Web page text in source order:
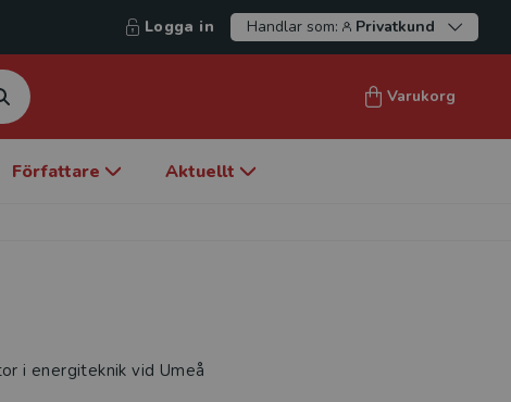
Logga in Handlar som: Privatkund
Varukorg
Författare Aktuellt
i energiteknik vid Umeå